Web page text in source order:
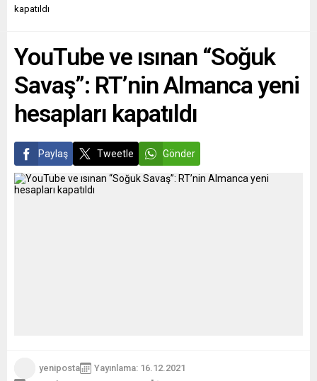
16 saat süren bir operasyon
FRONTEX (Avrupa Birliği
Sınır Güvenliği Birimi)...
Büyükşehir Belediye...
kapatıldı
YouTube ve ısınan “Soğuk
Savaş”: RT’nin Almanca yeni
hesapları kapatıldı
Paylaş Tweetle Gönder
yeniposta
Yayınlama: 16.12.2021